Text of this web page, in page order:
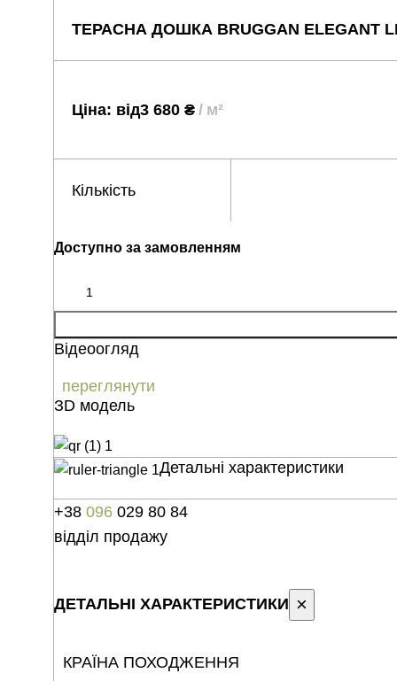
ТЕРАСНА ДОШКА BRUGGAN ELEGANT
Ціна: від3 680 ₴ м²
Кількість
Доступно за замовленням
Відеоогляд
переглянути
ЗD модель
Детальні характеристики
+38 096 029 80 84
відділ продажу
ДЕТАЛЬНІ ХАРАКТЕРИСТИКИ ×
КРАЇНА ПОХОДЖЕННЯ